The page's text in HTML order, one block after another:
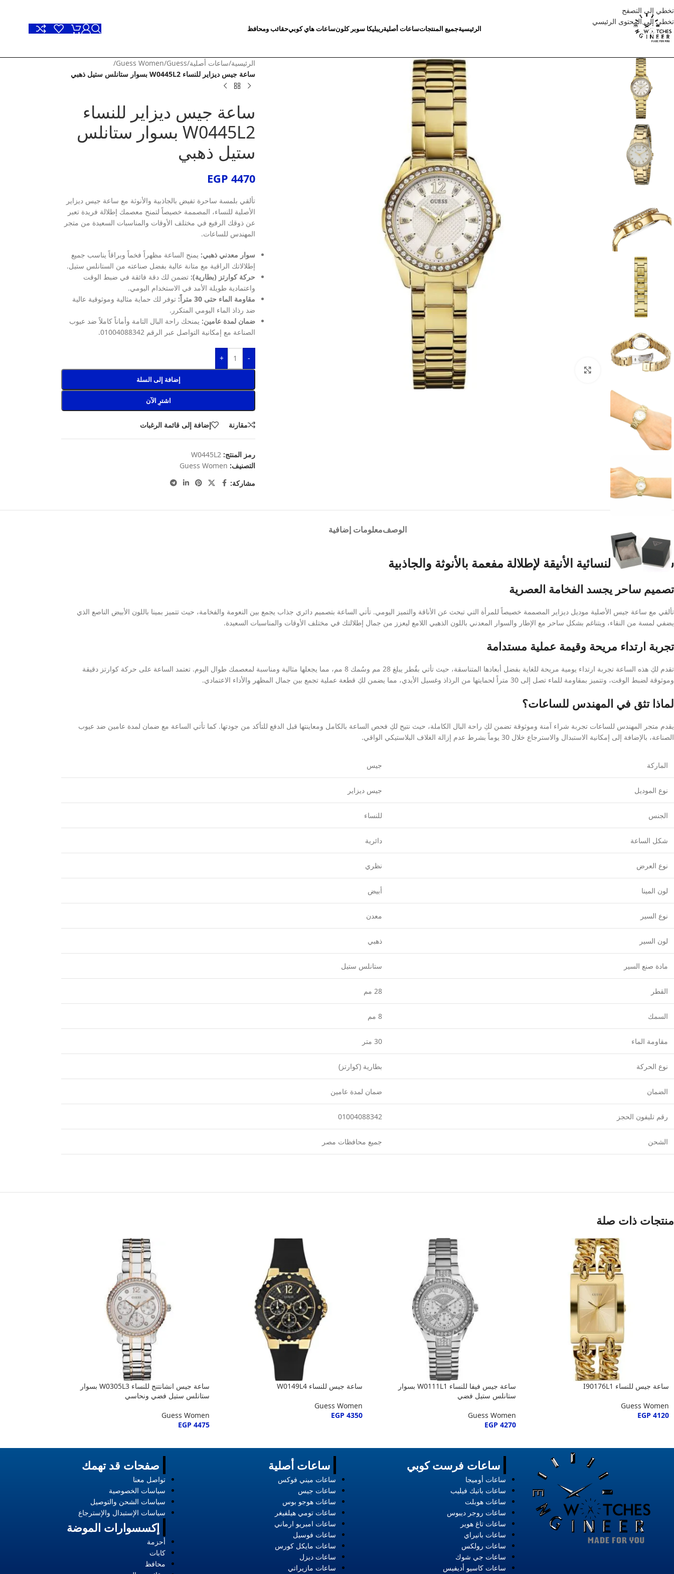
تخطي إلى التصفح
تخطي إلى المحتوى الرئيسي
الرئيسيةجميع المنتجاتساعات أصليةريبليكا سوبر كلونساعات هاي كوبيحقائب ومحافظ
الرئيسية/ساعات أصلية/
Guess
/
Guess Women
/
ساعة جيس ديزاير للنساء W0445L2 بسوار ستانلس ستيل ذهبي
ساعة جيس ديزاير للنساء
W0445L2 بسوار ستانلس
ستيل ذهبي
EGP 4470
تألقي بلمسة ساحرة تفيض بالجاذبية والأنوثة مع ساعة جيس ديزاير
الأصلية للنساء، المصممة خصيصاً لتمنح معصمك إطلالة فريدة تعبر
عن ذوقك الرفيع في مختلف الأوقات والمناسبات السعيدة من متجر
المهندس للساعات.
سوار معدني ذهبي: يمنح الساعة مظهراً فخماً وبراقاً يناسب جميع
إطلالاتك الراقية مع متانة عالية بفضل صناعته من الستانلس ستيل.
حركة كوارتز (بطارية): تضمن لك دقة فائقة في ضبط الوقت
واعتمادية طويلة الأمد في الاستخدام اليومي.
مقاومة الماء حتى 30 متراً:
توفر لك حماية مثالية وموثوقية عالية
ضد رذاذ الماء اليومي المتكرر.
ضمان لمدة عامين: يمنحك راحة البال التامة وأماناً كاملاً ضد عيوب
الصناعة مع إمكانية التواصل عبر الرقم 01004088342.
-
+
إضافة إلى السلة
اشترِ الآن
مقارنة إضافة إلى قائمة الرغبات
رمز المنتج: W0445L2
التصنيف: Guess Women
مشاركة:
الوصفمعلومات إضافية
ساعة جيس النسائية الأنيقة لإطلالة مفعمة بالأنوثة والجاذبية
تصميم ساحر يجسد الفخامة العصرية
تألقي مع ساعة جيس الأصلية موديل ديزاير المصممة خصيصاً للمرأة التي تبحث عن الأناقة والتميز اليومي. تأتي الساعة بتصميم دائري جذاب يجمع بين النعومة والفخامة، حيث تتميز بمينا باللون الأبيض الناصع الذي
يضفي لمسة من النقاء، ويتناغم بشكل ساحر مع الإطار والسوار المعدني باللون الذهبي اللامع ليعزز من جمال إطلالتك في مختلف الأوقات والمناسبات السعيدة.
تجربة ارتداء مريحة وقيمة عملية مستدامة
تقدم لكِ هذه الساعة تجربة ارتداء يومية مريحة للغاية بفضل أبعادها المتناسقة، حيث تأتي بقُطر يبلغ 28 مم وسُمك 8 مم، مما يجعلها مثالية ومناسبة لمعصمك طوال اليوم. تعتمد الساعة على حركة كوارتز دقيقة
وموثوقة لضبط الوقت، وتتميز بمقاومة للماء تصل إلى 30 متراً لحمايتها من الرذاذ وغسيل الأيدي، مما يضمن لكِ قطعة عملية تجمع بين جمال المظهر والأداء الاعتمادي.
لماذا تثق في المهندس للساعات؟
يقدم متجر المهندس للساعات تجربة شراء آمنة وموثوقة تضمن لكِ راحة البال الكاملة، حيث نتيح لكِ فحص الساعة بالكامل ومعاينتها قبل الدفع للتأكد من جودتها. كما تأتي الساعة مع ضمان لمدة عامين ضد عيوب
الصناعة، بالإضافة إلى إمكانية الاستبدال والاسترجاع خلال 30 يوماً بشرط عدم إزالة الغلاف البلاستيكي الواقي.
الماركة جيس
نوع الموديل جيس ديزاير
الجنس للنساء
شكل الساعة دائرية
نوع العرض نظري
لون المينا أبيض
نوع السير معدن
لون السير ذهبي
مادة صنع السير ستانلس ستيل
القطر 28 مم
السمك 8 مم
مقاومة الماء 30 متر
نوع الحركة بطارية (كوارتز)
الضمان ضمان لمدة عامين
رقم تليفون الحجز 01004088342
الشحن جميع محافظات مصر
منتجات ذات صلة
ساعة جيس للنساء I90176L1
Guess Women
EGP 4120
ساعة جيس فيفا للنساء W0111L1 بسوار
ستانلس ستيل فضي
Guess Women
EGP 4270
ساعة جيس للنساء W0149L4
Guess Women
EGP 4350
ساعة جيس انشانتنج للنساء W0305L3 بسوار
ستانلس ستيل فضي ونحاسي
Guess Women
EGP 4475
صفحات قد تهمك
تواصل معنا
سياسات الخصوصية
سياسات الشحن والتوصيل
سياسات الإستبدال والإسترجاع
إكسسوارات الموضة
أحزمة
كابات
محافظ
ساعات أصلية
ساعات ميني فوكس
ساعات جيس
ساعات هوجو بوس
ساعات تومي هيلفيغر
ساعات امبريو ارماني
ساعات فوسيل
ساعات مايكل كورس
ساعات ديزل
ساعات مازيراتي
ساعات فرست كوبي
ساعات أوميجا
ساعات باتيك فيليب
ساعات هوبلت
ساعات روجر ديبوس
ساعات تاغ هوير
ساعات بانيراي
ساعات رولكس
ساعات جي شوك
ساعات كاسيو أديفيس